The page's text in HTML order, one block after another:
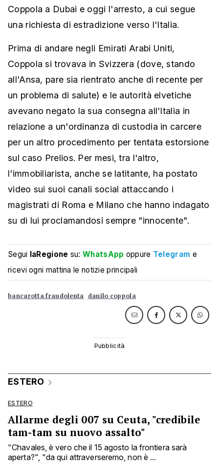
Coppola a Dubai e oggi l'arresto, a cui segue
una richiesta di estradizione verso l'Italia.
Prima di andare negli Emirati Arabi Uniti,
Coppola si trovava in Svizzera (dove, stando
all'Ansa, pare sia rientrato anche di recente per
un problema di salute) e le autorità elvetiche
avevano negato la sua consegna all'Italia in
relazione a un'ordinanza di custodia in carcere
per un altro procedimento per tentata estorsione
sul caso Prelios. Per mesi, tra l'altro,
l'immobiliarista, anche se latitante, ha postato
video sui suoi canali social attaccando i
magistrati di Roma e Milano che hanno indagato
su di lui proclamandosi sempre "innocente".
Segui laRegione su:WhatsApp oppure Telegram e
ricevi ogni mattina le notizie principali
bancarotta fraudolenta danilo coppola
ESTERO
ESTERO
Allarme degli 007 su Ceuta, "credibile
tam-tam su nuovo assalto"
"Chavales, è vero che il 15 agosto la frontiera sarà
aperta?", "da qui attraverseremo, non è ...